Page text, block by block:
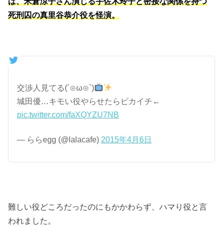
死刑囚の真里谷恭介役を怪演。
交渉人見てる(´⊙ω⊙`)
城田優…キモい役やらせたらピカイチ←
pic.twitter.com/faXQYZU7NB
— ららegg (@lalacafe) 2015年4月6日
難しい役どころだったのにもかかわらず、ハマり役と言
われました。